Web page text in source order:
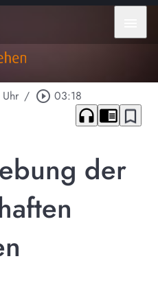
/ play_circle_outline 03:18
headphones chrome_reader_mode bookmark_border
der